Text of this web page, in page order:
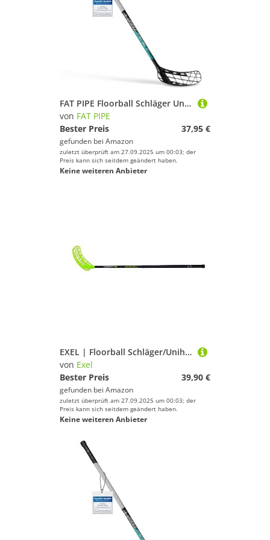
FAT PIPE Floorball Schläger Unihockey Stock Zack 27 Bone Coral Green - IFF Zertifiziert, mit Bone Schaufel/Kelle (Linke Hand Oben am Schläger, sogenannter Rechtsausleger, 96)
von FAT PIPE
Bester Preis
37,95 €
gefunden bei Amazon
zuletzt überprüft am 27.09.2025 um 00:03; der
Preis kann sich seitdem geändert haben.
Keine weiteren Anbieter
EXEL | Floorball Schläger/Unihockey Stock Sharp, Black, High Level Composite/Glassfibre (rechte Hand Oben, Linksauslage, Schaftlänge 87 cm, Gesamtlänge 98 cm)
von Exel
Bester Preis
39,90 €
gefunden bei Amazon
zuletzt überprüft am 27.09.2025 um 00:03; der
Preis kann sich seitdem geändert haben.
Keine weiteren Anbieter